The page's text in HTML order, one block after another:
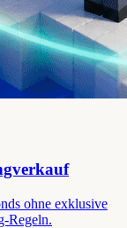
ohne exklusive
Regeln.